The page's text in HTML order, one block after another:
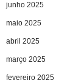
junho 2025
maio 2025
abril 2025
março 2025
fevereiro 2025